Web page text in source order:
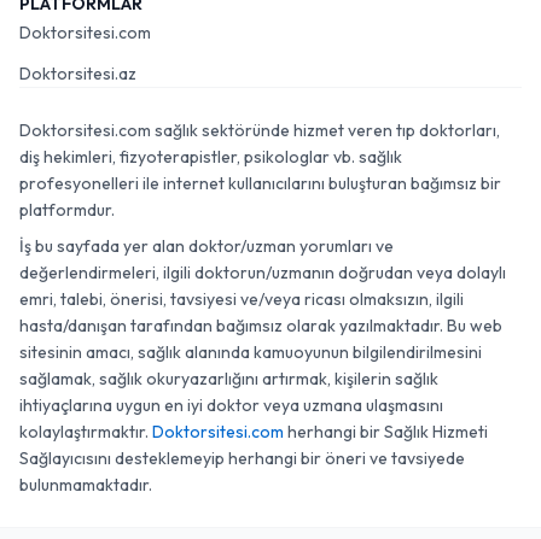
Doktorsitesi.com
Doktorsitesi.az
Doktorsitesi.com sağlık sektöründe hizmet veren tıp doktorları,
diş hekimleri, fizyoterapistler, psikologlar vb. sağlık
profesyonelleri ile internet kullanıcılarını buluşturan bağımsız bir
platformdur.
İş bu sayfada yer alan doktor/uzman yorumları ve
değerlendirmeleri, ilgili doktorun/uzmanın doğrudan veya dolaylı
emri, talebi, önerisi, tavsiyesi ve/veya ricası olmaksızın, ilgili
hasta/danışan tarafından bağımsız olarak yazılmaktadır. Bu web
sitesinin amacı, sağlık alanında kamuoyunun bilgilendirilmesini
sağlamak, sağlık okuryazarlığını artırmak, kişilerin sağlık
ihtiyaçlarına uygun en iyi doktor veya uzmana ulaşmasını
kolaylaştırmaktır. Doktorsitesi.com herhangi bir Sağlık Hizmeti
Sağlayıcısını desteklemeyip herhangi bir öneri ve tavsiyede
bulunmamaktadır.